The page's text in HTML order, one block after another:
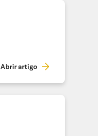
Abrir artigo